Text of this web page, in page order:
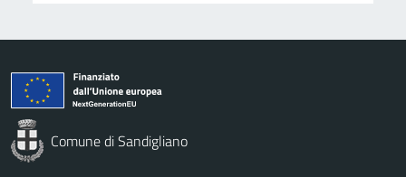
Comune di Sandigliano